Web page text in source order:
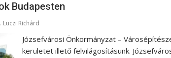
Budapesten
Luczi Richárd
Józsefvárosi Önkormányzat –
kerületet illető felvilágosításunk.